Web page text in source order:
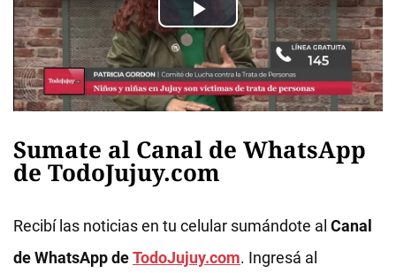
Sumate al Canal de WhatsApp
de TodoJujuy.com
Recibí las noticias en tu celular sumándote al Canal
de WhatsApp deTodoJujuy.com. Ingresá al